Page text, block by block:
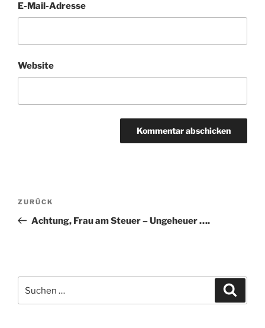
E-Mail-Adresse
Website
Beitragsnavigation
Vorheriger
Beitrag
ZURÜCK
Achtung, Frau am Steuer – Ungeheuer ….
nach: